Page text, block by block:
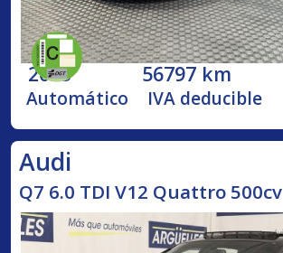
2023 56797 km
Automático IVA deducible
Audi
Q7 6.0 TDI V12 Quattro 500cv